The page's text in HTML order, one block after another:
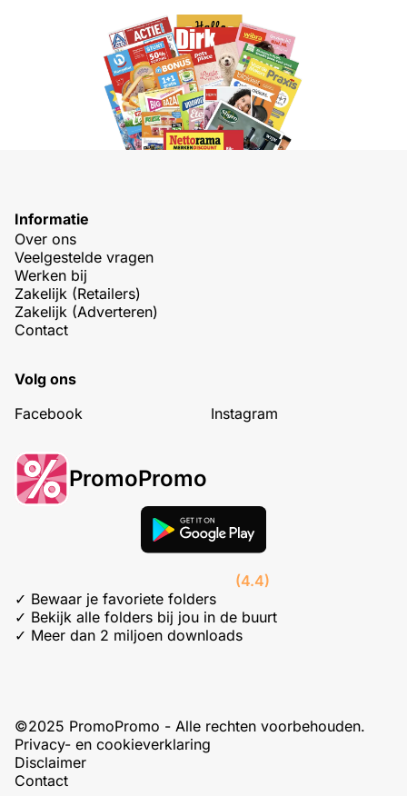
Informatie
Over ons
Veelgestelde vragen
Werken bij
Zakelijk (Retailers)
Zakelijk (Adverteren)
Contact
Volg ons
Facebook
Instagram
PromoPromo
(4.4)
✓ Bewaar je favoriete folders
✓ Bekijk alle folders bij jou in de buurt
✓ Meer dan 2 miljoen downloads
©2025 PromoPromo - Alle rechten voorbehouden.
Privacy- en cookieverklaring
Disclaimer
Contact